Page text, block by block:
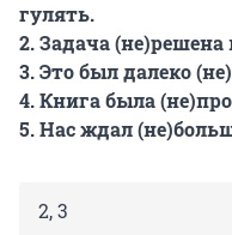
гулять.
2. Задача (не)решена
3. Это был далеко
4. Книга была
5. Нас ждал
2, 3